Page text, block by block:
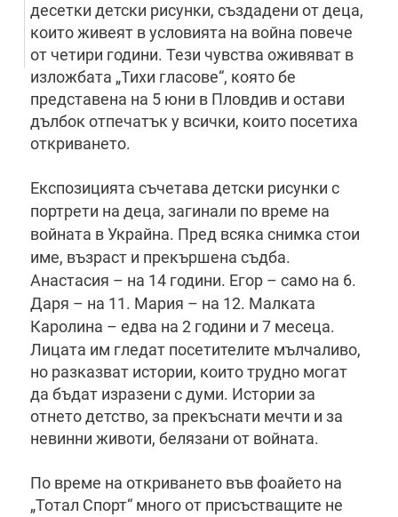
десетки детски рисунки, създадени от деца,
които живеят в условията на война повече
от четири години. Тези чувства оживяват в
изложбата „Тихи гласове“, която бе
представена на 5 юни в Пловдив и остави
дълбок отпечатък у всички, които посетиха
откриването.
Експозицията съчетава детски рисунки с
портрети на деца, загинали по време на
войната в Украйна. Пред всяка снимка стои
име, възраст и прекършена съдба.
Анастасия – на 14 години. Егор – само на 6.
Даря – на 11. Мария – на 12. Малката
Каролина – едва на 2 години и 7 месеца.
Лицата им гледат посетителите мълчаливо,
но разказват истории, които трудно могат
да бъдат изразени с думи. Истории за
отнето детство, за прекъснати мечти и за
невинни животи, белязани от войната.
По време на откриването във фоайето на
„Тотал Спорт“ много от присъстващите не